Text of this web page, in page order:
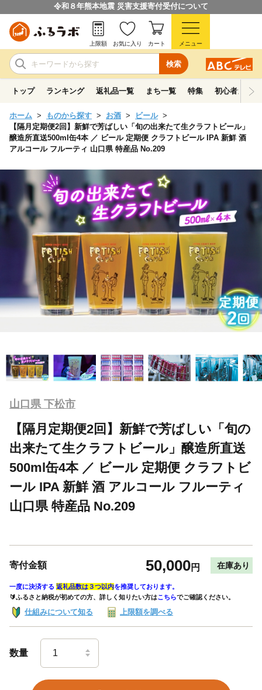
令和８年熊本地震 災害支援寄付受付について
検索
上限額 お気に入り カート メニュー
トップ ランキング 返礼品一覧 まち一覧 特集 初心者ガイド
ホーム ものから探す お酒
ビール
【隔月定期便2回】新鮮で芳ばしい「旬の出来たて生クラフトビール」
醸造所直送500ml缶4本 ／ ビール 定期便 クラフトビール IPA 新鮮 酒
アルコール フルーティ 山口県 特産品 No.209
山口県 下松市
【隔月定期便2回】新鮮で芳ばしい「旬の
出来たて生クラフトビール」醸造所直送
500ml缶4本 ／ ビール 定期便 クラフトビ
ール IPA 新鮮 酒 アルコール フルーティ
山口県 特産品 No.209
寄付金額 50,000円 在庫あり
一度に決済する 返礼品数は３つ以内を推奨しております。
🔰ふるさと納税が初めての方、詳しく知りたい方はこちらでご確認ください。
仕組みについて知る 上限額を調べる
数量